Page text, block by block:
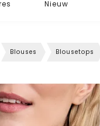
Nieuw
Blouses Blousetops